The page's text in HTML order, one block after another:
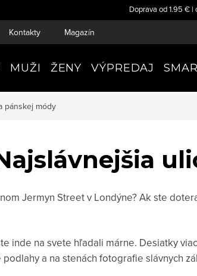
Doprava od 1.95 €
Kontakty Magazín
MUŽI ŽENY VÝPREDAJ
pánskej módy
Jermyn Street v Londýne? Ak ste
inde na svete hľadali márne. Desiatky
a na stenách fotografie slávnych